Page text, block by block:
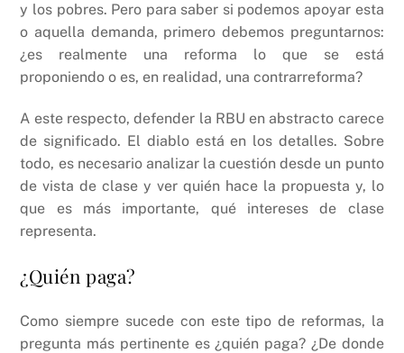
y los pobres. Pero para saber si podemos apoyar esta
o aquella demanda, primero debemos preguntarnos:
¿es realmente una reforma lo que se está
proponiendo o es, en realidad, una contrarreforma?
A este respecto, defender la RBU en abstracto carece
de significado. El diablo está en los detalles. Sobre
todo, es necesario analizar la cuestión desde un punto
de vista de clase y ver quién hace la propuesta y, lo
que es más importante, qué intereses de clase
representa.
¿Quién paga?
Como siempre sucede con este tipo de reformas, la
pregunta más pertinente es ¿quién paga? ¿De donde